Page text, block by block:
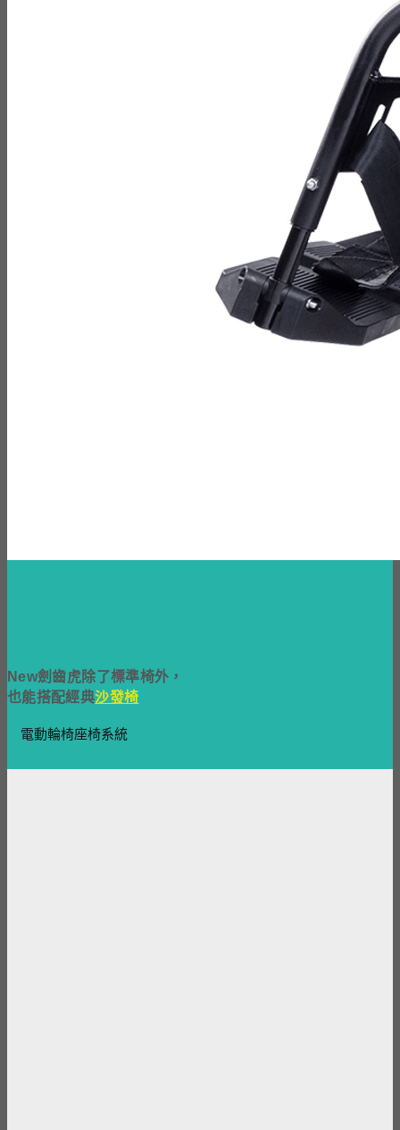
New劍齒虎除了標準椅外，
也能搭配經典沙發椅
電動輪椅座椅系統